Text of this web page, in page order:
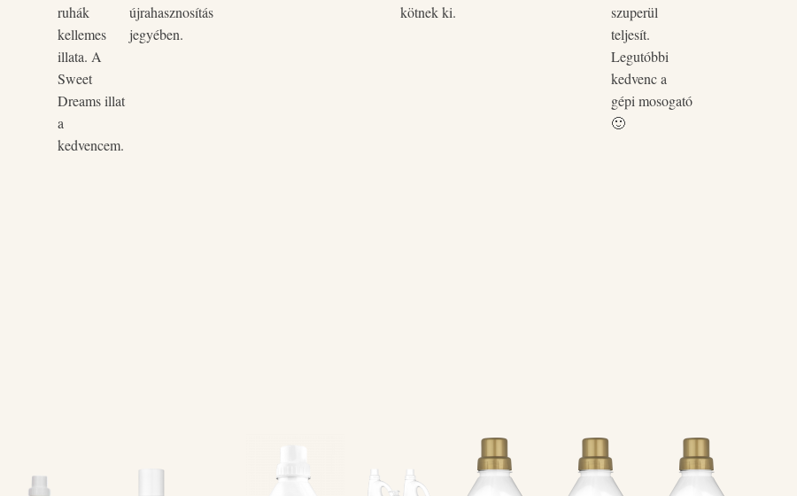
ruhák
kellemes
illata. A
Sweet
Dreams illat
a
kedvencem.
újrahasznosítás
jegyében.
kötnek ki.
szuperül
teljesít.
Legutóbbi
kedvenc a
gépi mosogató
🙂